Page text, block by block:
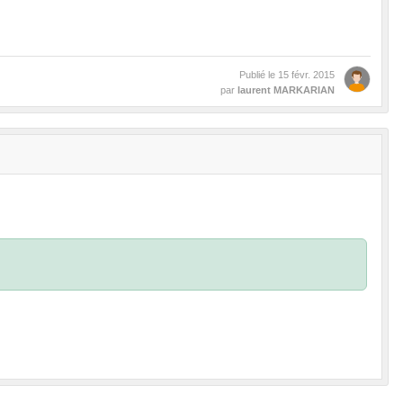
Publié le 15 févr. 2015
par laurent MARKARIAN